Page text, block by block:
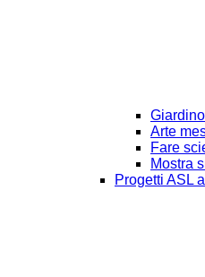
Arte
Fare
Mostra
Progetti ASL